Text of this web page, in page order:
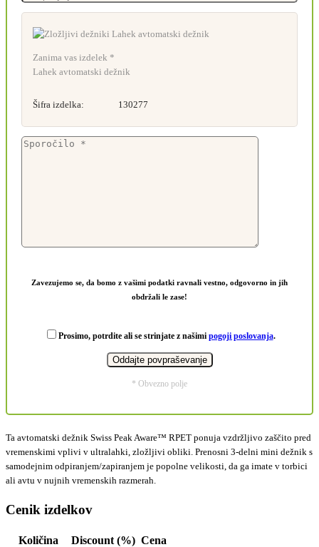
Zanima vas izdelek *
Lahek avtomatski dežnik
Šifra izdelka: 130277
Zavezujemo se, da bomo z vašimi podatki ravnali vestno, odgovorno in jih
obdržali le zase!
Prosimo, potrdite ali se strinjate z našimi pogoji poslovanja.
* Obvezno polje
Ta avtomatski dežnik Swiss Peak Aware™ RPET ponuja vzdržljivo zaščito pred
vremenskimi vplivi v ultralahki, zložljivi obliki. Prenosni 3-delni mini dežnik s
samodejnim odpiranjem/zapiranjem je popolne velikosti, da ga imate v torbici
ali avtu v nujnih vremenskih razmerah.
Cenik izdelkov
Količina Discount (%) Cena